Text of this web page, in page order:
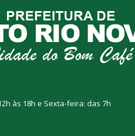
às 18h e Sexta-feira: das 7h